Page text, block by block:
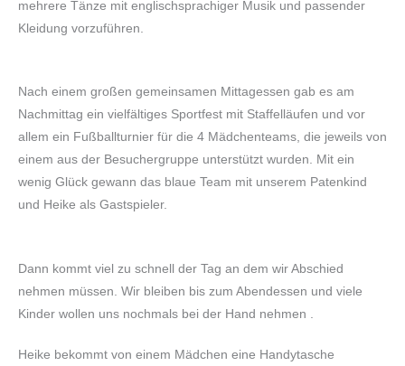
mehrere Tänze mit englischsprachiger Musik und passender
Kleidung vorzuführen.
Nach einem großen gemeinsamen Mittagessen gab es am
Nachmittag ein vielfältiges Sportfest mit Staffelläufen und vor
allem ein Fußballturnier für die 4 Mädchenteams, die jeweils von
einem aus der Besuchergruppe unterstützt wurden. Mit ein
wenig Glück gewann das blaue Team mit unserem Patenkind
und Heike als Gastspieler.
Dann kommt viel zu schnell der Tag an dem wir Abschied
nehmen müssen. Wir bleiben bis zum Abendessen und viele
Kinder wollen uns nochmals bei der Hand nehmen .
Heike bekommt von einem Mädchen eine Handytasche